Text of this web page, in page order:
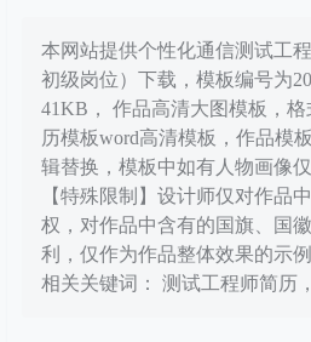
本网站提供个性化通信测试工
初级岗位）下载，模板编号为
41KB， 作品高清大图模板，
历模板word高清模板，作品模
辑替换，模板中如有人物画像
【特殊限制】设计师仅对作品
权，对作品中含有的国旗、国
利，仅作为作品整体效果的示
相关关键词： 测试工程师简历